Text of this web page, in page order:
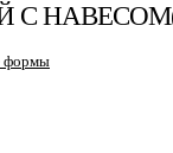
С
формы